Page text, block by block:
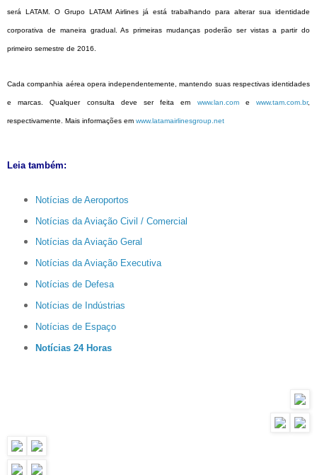
será LATAM. O Grupo LATAM Airlines já está trabalhando para alterar sua identidade
corporativa de maneira gradual. As primeiras mudanças poderão ser vistas a partir do
primeiro semestre de 2016.
Cada companhia aérea opera independentemente, mantendo suas respectivas identidades
e marcas. Qualquer consulta deve ser feita em www.lan.comewww.tam.com.br,
respectivamente. Mais informações em www.latamairlinesgroup.net
Leia também:
Notícias de Aeroportos
Notícias da Aviação Civil / Comercial
Notícias da Aviação Geral
Notícias da Aviação Executiva
Notícias de Defesa
Notícias de Indústrias
Notícias de Espaço
Notícias 24 Horas